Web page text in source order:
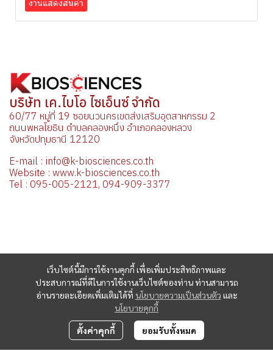
งานแสดงสินค้า
เว็บไซต์นี้มีการใช้งานคุกกี้ เพื่อเพิ่มประสิทธิภาพและ
ประสบการณ์ที่ดีในการใช้งานเว็บไซต์ของท่าน ท่านสามารถ
อ่านรายละเอียดเพิ่มเติมได้ที่ นโยบายความเป็นส่วนตัว และ
นโยบายคุกกี้
ตั้งค่าคุกกี้ ยอมรับทั้งหมด
บริษัท เค.ไบโอ ไซเอ็นซ์ จำกัด
60/77 หมู่ที่ 19 ซอยนวนครเขตส่งเสริมอุตสาหกรรม 2
ถนนพหลโยธิน ตำบลคลองหนึ่ง อำเภอคลองหลวง
จังหวัดปทุมธานี 12120
E-mail : info@k-biosciences.co.th
Website : www.k-biosciences.co.th
Tel : 095-005-2121, 094-909-3377